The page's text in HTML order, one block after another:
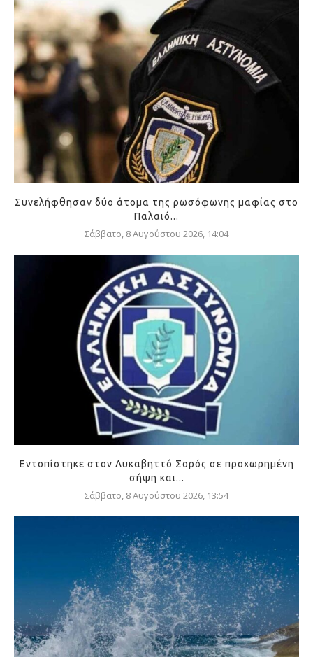
Συνελήφθησαν δύο άτομα της ρωσόφωνης μαφίας στο
Παλαιό...
Σάββατο, 8 Αυγούστου 2026, 14:04
Εντοπίστηκε στον Λυκαβηττό Σορός σε προχωρημένη
σήψη και...
Σάββατο, 8 Αυγούστου 2026, 13:54